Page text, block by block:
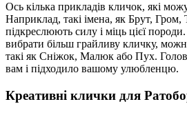
Ось кілька прикладів кличок, які
Наприклад, такі імена, як Брут, Гром,
підкреслюють силу і міць цієї
вибрати більш грайливу кличку,
такі як Сніжок, Малюк або Пух.
вам і підходило вашому улюбленцю.
Креативні клички для